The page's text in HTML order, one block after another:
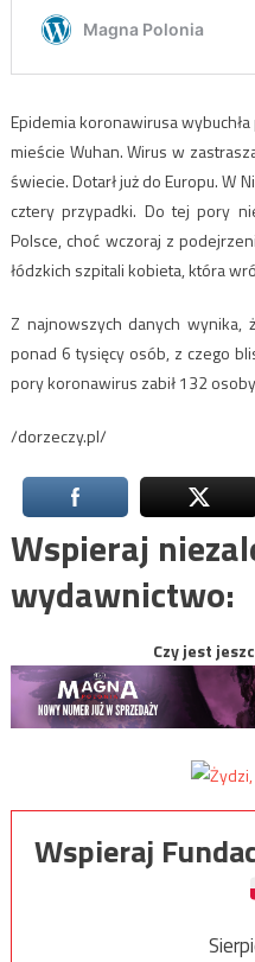
Epidemia koronawirusa
mieście Wuhan. Wirus w
świecie. Dotarł już do Europu. W
cztery przypadki. Do tej pory
Polsce, choć wczoraj z
łódzkich szpitali kobieta, która
Z najnowszych danych wynika,
ponad 6 tysięcy osób, z czego
pory koronawirus zabił 132
/dorzeczy.pl/
Wspieraj
wydawnictwo:
Czy jest
Wspieraj